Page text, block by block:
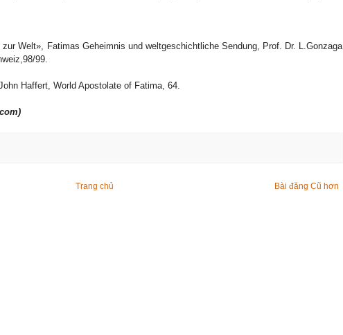
Welt», Fatimas Geheimnis und weltgeschichtliche Sendung, Prof. Dr. L.Gonzaga
99.
Haffert, World Apostolate of Fatima, 64.
Bài đăng Cũ hơn
Trang chủ